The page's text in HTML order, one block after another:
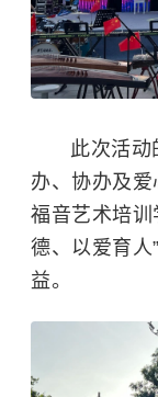
此次活
办、协办及
福音艺术培训
德、以爱育人
益。